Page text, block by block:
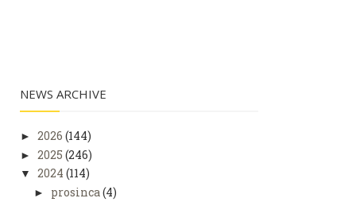
NEWS ARCHIVE
► 2026 (144)
► 2025 (246)
▼ 2024 (114)
► prosinca (4)